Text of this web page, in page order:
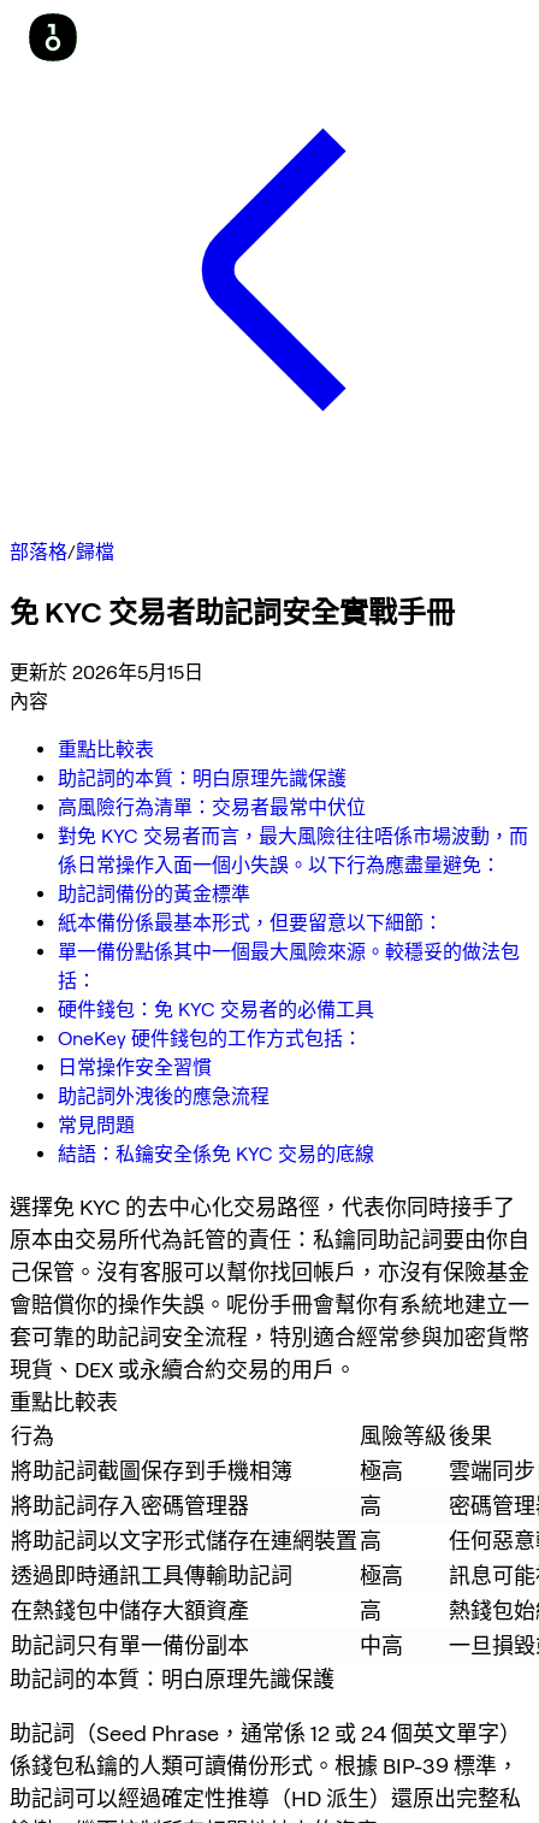
部落格/歸檔
免 KYC 交易者助記詞安全實戰手冊
更新於 2026年5月15日
內容
重點比較表
助記詞的本質：明白原理先識保護
高風險行為清單：交易者最常中伏位
對免 KYC 交易者而言，最大風險往往唔係市場波動，而
係日常操作入面一個小失誤。以下行為應盡量避免：
助記詞備份的黃金標準
紙本備份係最基本形式，但要留意以下細節：
單一備份點係其中一個最大風險來源。較穩妥的做法包
括：
硬件錢包：免 KYC 交易者的必備工具
OneKey 硬件錢包的工作方式包括：
日常操作安全習慣
助記詞外洩後的應急流程
常見問題
結語：私鑰安全係免 KYC 交易的底線
選擇免 KYC 的去中心化交易路徑，代表你同時接手了
原本由交易所代為託管的責任：私鑰同助記詞要由你自
己保管。沒有客服可以幫你找回帳戶，亦沒有保險基金
會賠償你的操作失誤。呢份手冊會幫你有系統地建立一
套可靠的助記詞安全流程，特別適合經常參與加密貨幣
現貨、DEX 或永續合約交易的用戶。
重點比較表
行為
風險等級後果
將助記詞截圖保存到手機相簿
極高
雲端同
將助記詞存入密碼管理器
高
密碼管
將助記詞以文字形式儲存在連網裝置高
任何惡
透過即時通訊工具傳輸助記詞
極高
訊息可
在熱錢包中儲存大額資產
高
熱錢包
助記詞只有單一備份副本
中高
一旦損
助記詞的本質：明白原理先識保護
助記詞（Seed Phrase，通常係 12 或 24 個英文單字）
係錢包私鑰的人類可讀備份形式。根據 BIP-39 標準，
助記詞可以經過確定性推導（HD 派生）還原出完整私